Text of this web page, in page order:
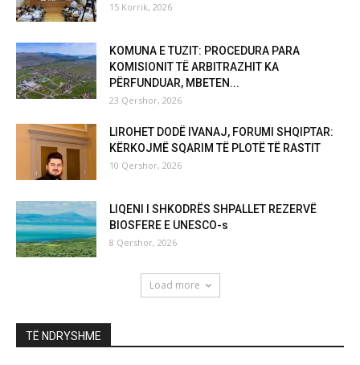
15 Korrik, 2026
KOMUNA E TUZIT: PROCEDURA PARA
KOMISIONIT TË ARBITRAZHIT KA
PËRFUNDUAR, MBETEN...
23 Qershor, 2026
LIROHET DODË IVANAJ, FORUMI SHQIPTAR:
KËRKOJMË SQARIM TË PLOTË TË RASTIT
10 Qershor, 2026
LIQENI I SHKODRËS SHPALLET REZERVË
BIOSFERE E UNESCO-s
8 Qershor, 2026
Load more
TË NDRYSHME